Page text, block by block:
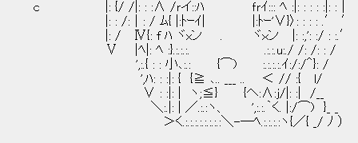
c |: {/ /|: : :∧ /ｒイ::ﾊ ｆｒｲ::: ﾍ :|: : : : :|: :│
|: : /:│: / ﾑ{ |:ﾄｰｲ| |:ﾄｰ'∨}〉: : : : .′ ′
|: / Ⅳ{: f ﾊ ヾxン . ヾｘン |: :,': :/ : :.′
Ⅴ |ﾍ|: ﾍ :}.:.:.:. .:.:.u:./ /: /: : / やる
',:.{ : : 小､:.: {⌒) :.:.:.:.ｲ:/:/＾}: / いい加減
',ﾊ: : :|: { {≧ ､.. ___ .. ＜ // :{ l/
∨ : :|: | ヽ;≦} {ヘ:∧:j/|: :| /__
＼:.|: | ／.:.:ヽ、 ',:.:.｀く. |:/⌒) }_ _
＞く.:.:.:.:.:.:.:.:＼-―ﾍ.:.:.:.:ヽ{／{ _/ ﾉ ）